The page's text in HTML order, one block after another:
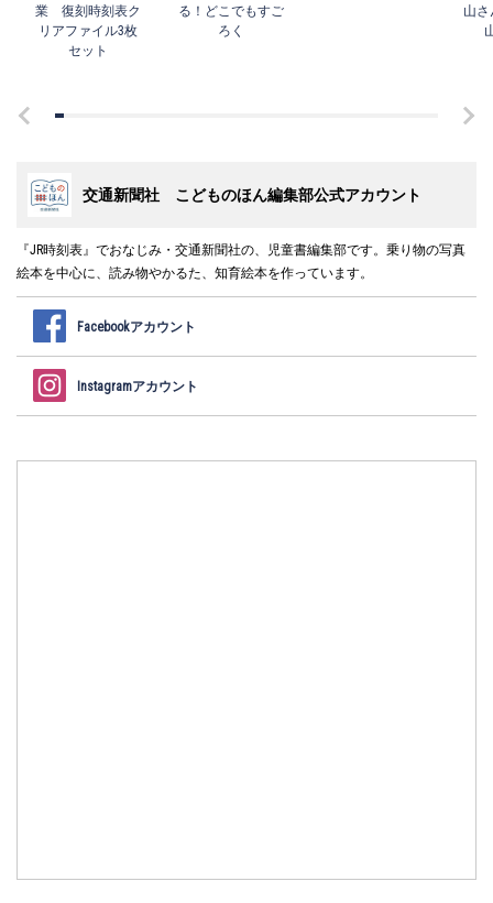
業 復刻時刻表ク
リアファイル3枚
セット
る！どこでもすご
ろく
山さ
交通新聞社 こどものほん編集部公式アカウント
『JR時刻表』でおなじみ・交通新聞社の、児童書編集部です。乗り物の写真
絵本を中心に、読み物やかるた、知育絵本を作っています。
Facebookアカウント
Instagramアカウント